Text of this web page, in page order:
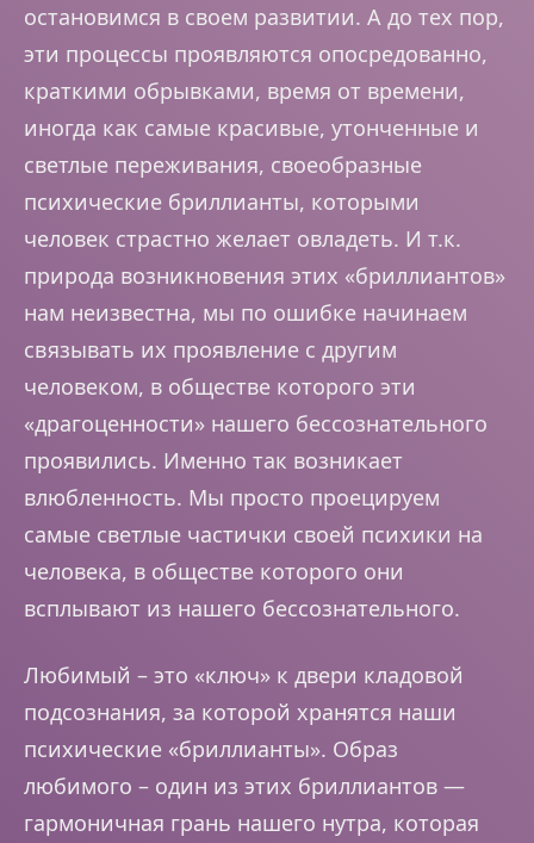
остановимся в своем развитии. А до тех пор,
эти процессы проявляются опосредованно,
краткими обрывками, время от времени,
иногда как самые красивые, утонченные и
светлые переживания, своеобразные
психические бриллианты, которыми
человек страстно желает овладеть. И т.к.
природа возникновения этих «бриллиантов»
нам неизвестна, мы по ошибке начинаем
связывать их проявление с другим
человеком, в обществе которого эти
«драгоценности» нашего бессознательного
проявились. Именно так возникает
влюбленность. Мы просто проецируем
самые светлые частички своей психики на
человека, в обществе которого они
всплывают из нашего бессознательного.
Любимый – это «ключ» к двери кладовой
подсознания, за которой хранятся наши
психические «бриллианты». Образ
любимого – один из этих бриллиантов —
гармоничная грань нашего нутра, которая